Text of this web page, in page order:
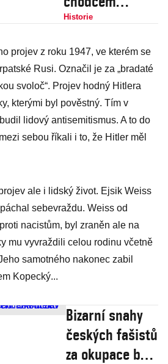
Dvořáčkem:
Kundera zničit
život nebo si jen
kryl záda?
Historie
projev z roku 1947, ve kterém se
Rusi. Označil je za „bradaté
svoloč“. Projev hodný Hitlera
kterými byl pověstný. Tím v
lidový antisemitismus. A to do
sebou říkali i to, že Hitler měl
ale i lidský život. Ejsik Weiss
sebevraždu. Weiss od
nacistům, byl zraněn ale na
mu vyvraždili celou rodinu včetně
samotného nakonec zabil
Kopecký...
Bizarní snahy
českých fašistů
za okupace byly